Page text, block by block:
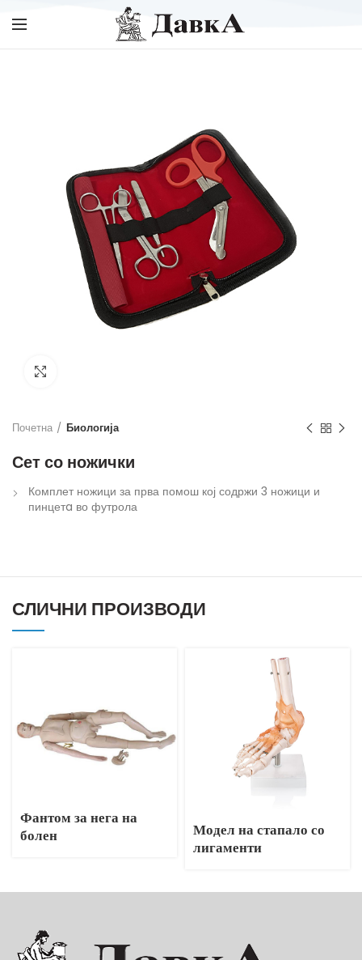
Почетна Биологија
Сет со ножички
Комплет ножици за прва помош кој содржи 3 ножици и
пинцетa во футрола
СЛИЧНИ ПРОИЗВОДИ
Фантом за нега на
болен
Модел на стапало со
лигаменти